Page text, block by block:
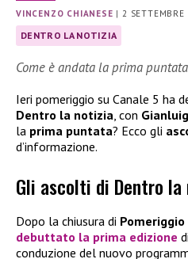
VINCENZO CHIANESE |2 SETTEMBRE
DENTRO LA NOTIZIA
Come è andata la prima puntata
Ieri pomeriggio su Canale 5 ha
Dentro la notizia , con
la prima puntata? Ecco gli
d’informazione.
Gli ascolti di Dentro
Dopo la chiusura di Pomeriggio
debuttato la prima edizione di
conduzione del nuovo